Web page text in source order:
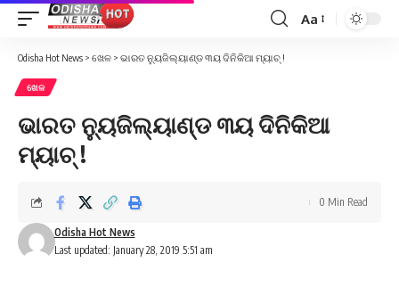
Font
Aa
Odisha Hot News > ଖେଳ > ଭାରତ ନ୍ୟୁଜିଲ୍ୟାଣ୍ଡ ୩ୟ ଦିନିକିଆ ମ୍ୟାଚ୍ !
ଖେଳ
ଭାରତ ନ୍ୟୁଜିଲ୍ୟାଣ୍ଡ ୩ୟ ଦିନିକିଆ
ମ୍ୟାଚ୍ !
Last updated: January 28, 2019 5:51 am
Odisha Hot News
0 Min Read